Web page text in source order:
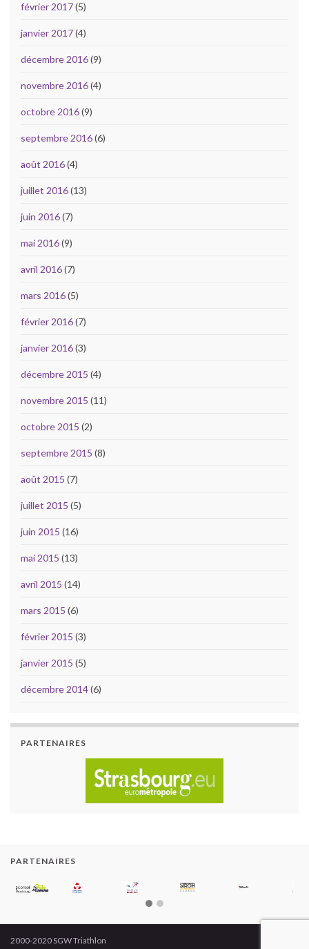
février 2017(5)
janvier 2017(4)
décembre 2016(9)
novembre 2016(4)
octobre 2016(9)
septembre 2016(6)
août 2016(4)
juillet 2016(13)
juin 2016(7)
mai 2016(9)
avril 2016(7)
mars 2016(5)
février 2016(7)
janvier 2016(3)
décembre 2015 (4)
novembre 2015 (11)
octobre 2015 (2)
septembre 2015 (8)
août 2015 (7)
juillet 2015 (5)
juin 2015 (16)
mai 2015 (13)
avril 2015 (14)
mars 2015 (6)
février 2015 (3)
janvier 2015 (5)
décembre 2014(6)
PARTENAIRES